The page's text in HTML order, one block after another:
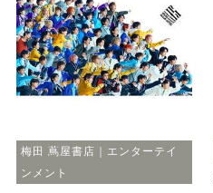
梅田 蔦屋書店｜エンターテイ
ンメント